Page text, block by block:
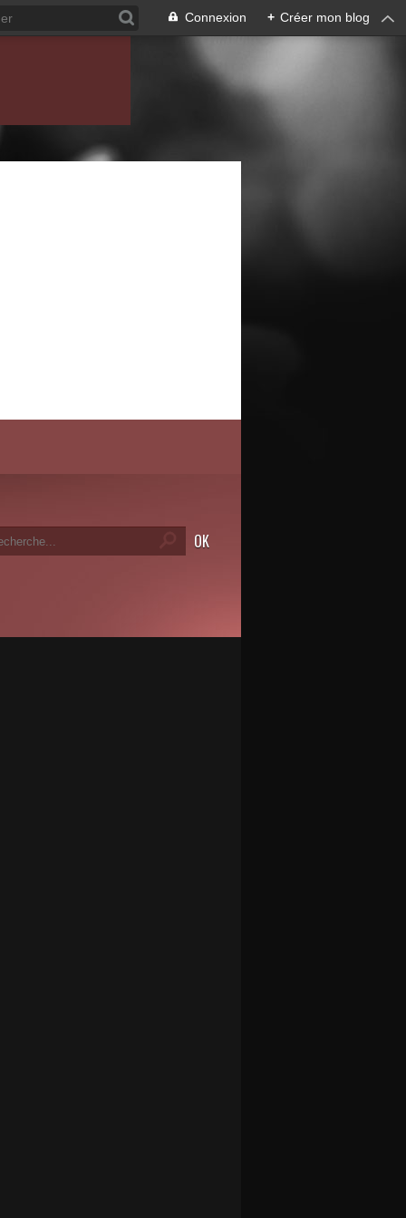
Connexion + Créer mon blog